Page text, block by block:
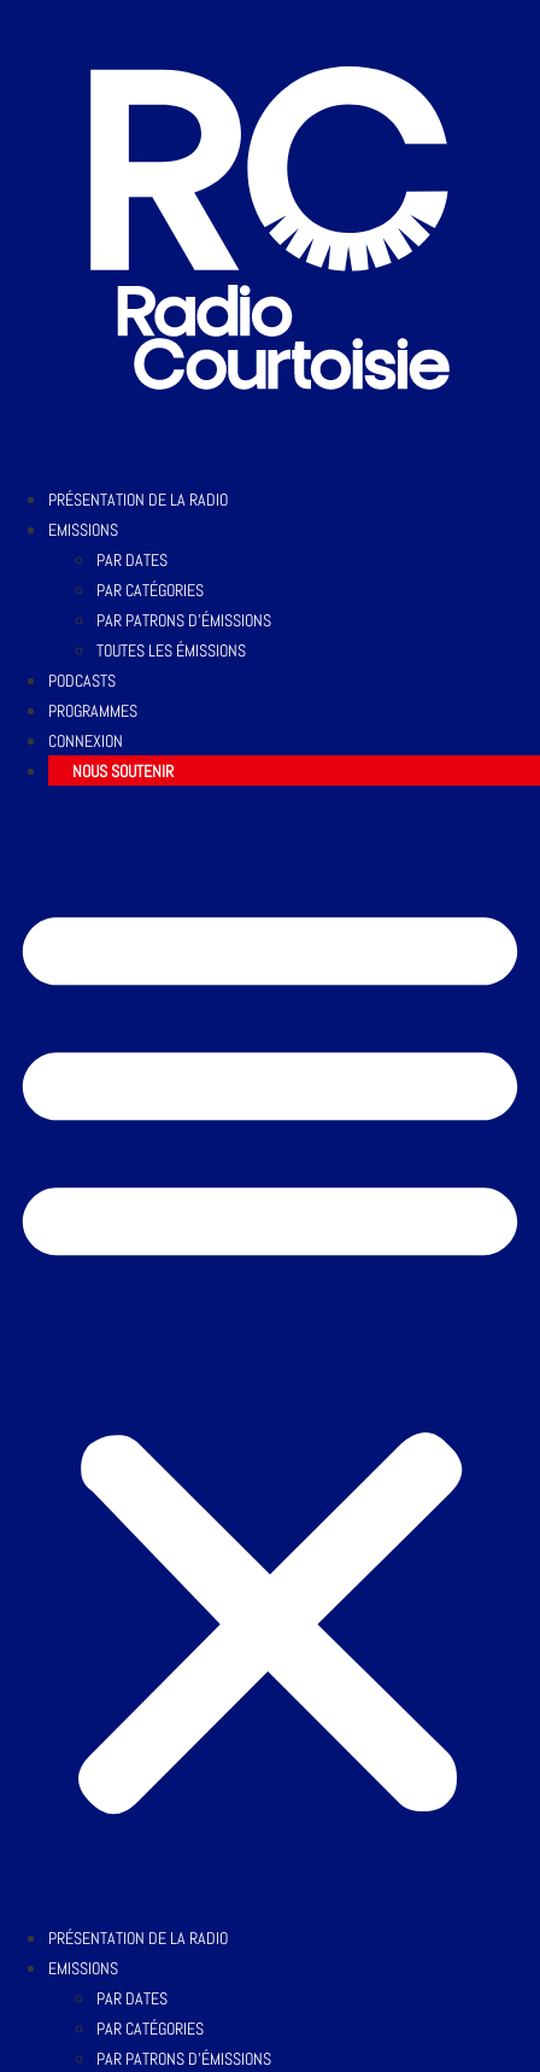
PRÉSENTATION DE LA RADIO
EMISSIONS
PAR DATES
PAR CATÉGORIES
PAR PATRONS D’ÉMISSIONS
TOUTES LES ÉMISSIONS
PODCASTS
PROGRAMMES
CONNEXION
NOUS SOUTENIR
PRÉSENTATION DE LA RADIO
EMISSIONS
PAR DATES
PAR CATÉGORIES
PAR PATRONS D’ÉMISSIONS